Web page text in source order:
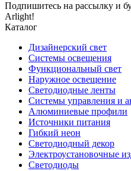
Подпишитесь на рассылку и
Arlight!
Каталог
Дизайнерский свет
Системы освещения
Функциональный свет
Наружное освещение
Светодиодные ленты
Системы управления и
Алюминиевые профили
Источники питания
Гибкий неон
Светодиодный декор
Электроустановочные
Светодиоды